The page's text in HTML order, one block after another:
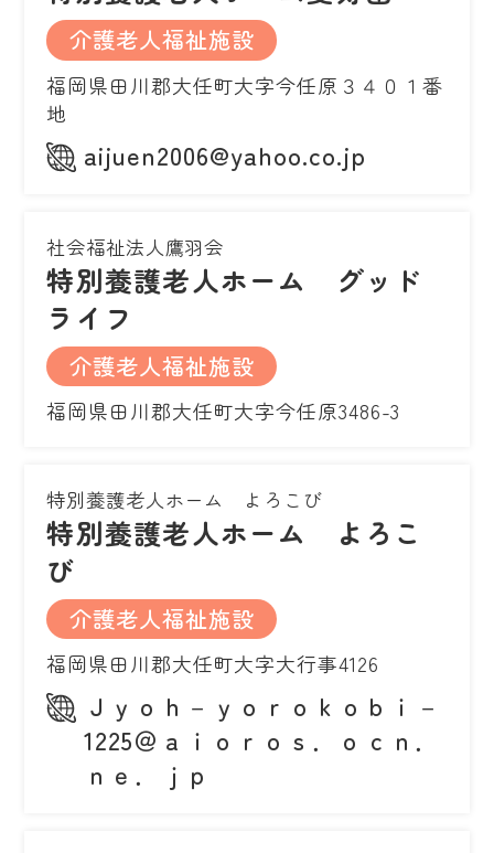
介護老人福祉施設
福岡県田川郡大任町大字今任原３４０１番
地
aijuen2006@yahoo.co.jp
社会福祉法人鷹羽会
特別養護老人ホーム グッド
ライフ
介護老人福祉施設
福岡県田川郡大任町大字今任原3486-3
特別養護老人ホーム よろこび
特別養護老人ホーム よろこ
び
介護老人福祉施設
福岡県田川郡大任町大字大行事4126
Ｊｙｏｈ－ｙｏｒｏｋｏｂｉ－
1225＠ａｉｏｒｏｓ．ｏｃｎ．
ｎｅ．ｊｐ